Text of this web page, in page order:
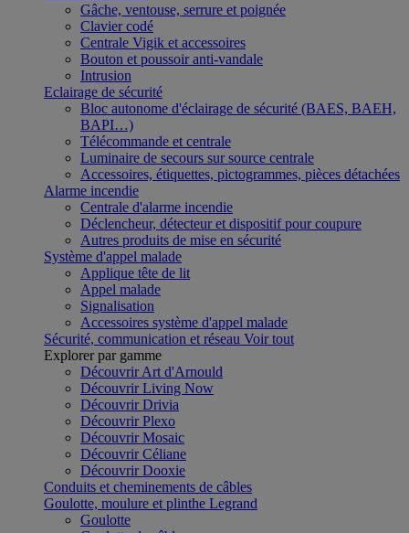
Gâche, ventouse, serrure et poignée
Clavier codé
Centrale Vigik et accessoires
Bouton et poussoir anti-vandale
Intrusion
Eclairage de sécurité
Bloc autonome d'éclairage de sécurité (BAES, BAEH,
BAPI…)
Télécommande et centrale
Luminaire de secours sur source centrale
Accessoires, étiquettes, pictogrammes, pièces détachées
Alarme incendie
Centrale d'alarme incendie
Déclencheur, détecteur et dispositif pour coupure
Autres produits de mise en sécurité
Système d'appel malade
Applique tête de lit
Appel malade
Signalisation
Accessoires système d'appel malade
Sécurité, communication et réseau Voir tout
Explorer par gamme
Découvrir Art d'Arnould
Découvrir Living Now
Découvrir Drivia
Découvrir Plexo
Découvrir Mosaic
Découvrir Céliane
Découvrir Dooxie
Conduits et cheminements de câbles
Goulotte, moulure et plinthe Legrand
Goulotte